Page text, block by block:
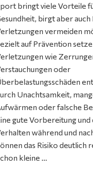
bringt viele Vorteile
birgt aber auch
vermeiden
auf Prävention
wie
oder
Unachtsamkeit,
oder falsche
gute Vorbereitung und
während und
das Risiko deutlich
kleine …